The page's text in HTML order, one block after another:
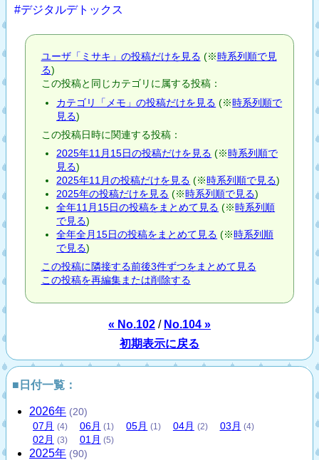
#デジタルデトックス
ユーザ「ミサキ」の投稿だけを見る (※時系列順で見
る)
この投稿と同じカテゴリに属する投稿：
カテゴリ「メモ」の投稿だけを見る (※時系列順で
見る)
この投稿日時に関連する投稿：
2025年11月15日の投稿だけを見る (※時系列順で
見る)
2025年11月の投稿だけを見る (※時系列順で見る)
2025年の投稿だけを見る (※時系列順で見る)
全年11月15日の投稿をまとめて見る (※時系列順
で見る)
全年全月15日の投稿をまとめて見る (※時系列順
で見る)
この投稿に隣接する前後3件ずつをまとめて見る
この投稿を再編集または削除する
« No.102 / No.104 »
初期表示に戻る
■日付一覧：
2026年 (20)
07 月 (4) 06月 (1) 05月 (1) 04月 (2) 03 月 (4)
02 月 (3) 01 月 (5)
2025年 (90)